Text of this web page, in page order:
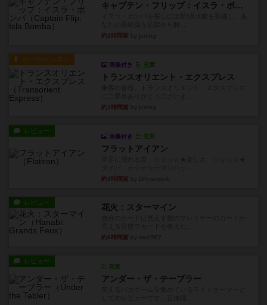
キャプテン・フリップ：イスラ・ボンバ
約2時間前
ルール/インスト
画像付き 充実
トランスオリエント・エクスプレス
約3時間前
レビュー
画像付き 充実
フラットアイアン
約4時間前
レビュー 花火：スターマイン
約6時間前
レビュー
充実
アンダー・ザ・テーブラー